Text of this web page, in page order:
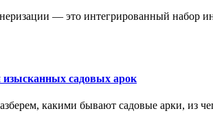
— это интегрированный набор
изысканных садовых арок
какими бывают садовые арки, из